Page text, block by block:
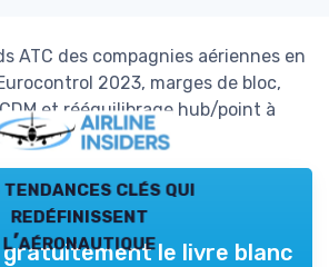
ATC des compagnies aériennes en
2023, marges de bloc,
et rééquilibrage hub/point à
la ponctualité.
tendances clés qui
redéfinissent
l’aéronautique
gratuitement le livre blanc